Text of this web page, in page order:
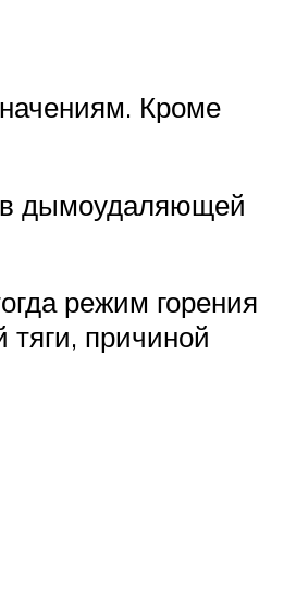
Кроме
в дымоудаляющей
режим горения
причиной